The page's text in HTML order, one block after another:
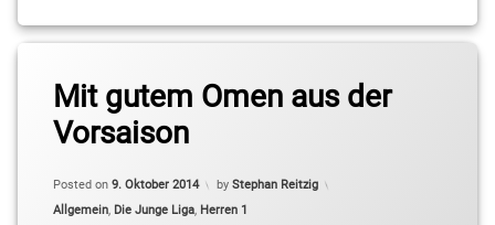
Mit gutem Omen aus der
Vorsaison
Posted on 9. Oktober 2014 by Stephan Reitzig
Categories:
Allgemein, Die Junge Liga, Herren 1
2.
Basketball-
Bundesliga
Pro B
BBIS